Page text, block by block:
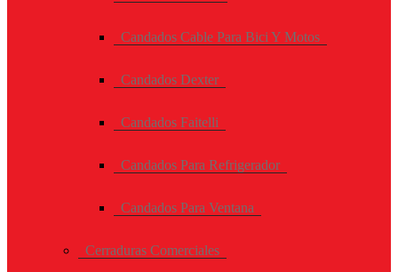
Candados Cable Para Bici Y Motos
Candados Dexter
Candados Faitelli
Candados Para Refrigerador
Candados Para Ventana
Cerraduras Comerciales